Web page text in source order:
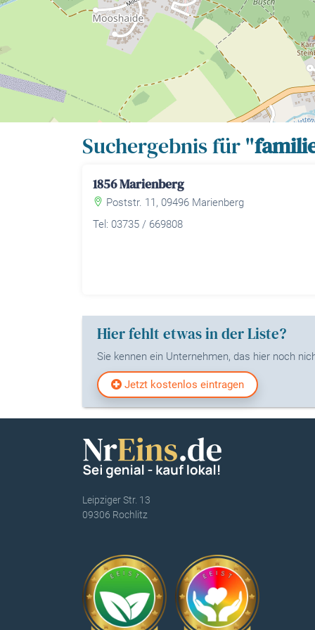
Suchergebnis für "
1856 Marienberg
Poststr. 11, 09496 Marienberg
Tel: 03735 / 669808
Hier fehlt etwas in der Liste?
Sie kennen ein Unternehmen, das hier noch
Jetzt kostenlos eintragen
Leipziger Str. 13
09306 Rochlitz